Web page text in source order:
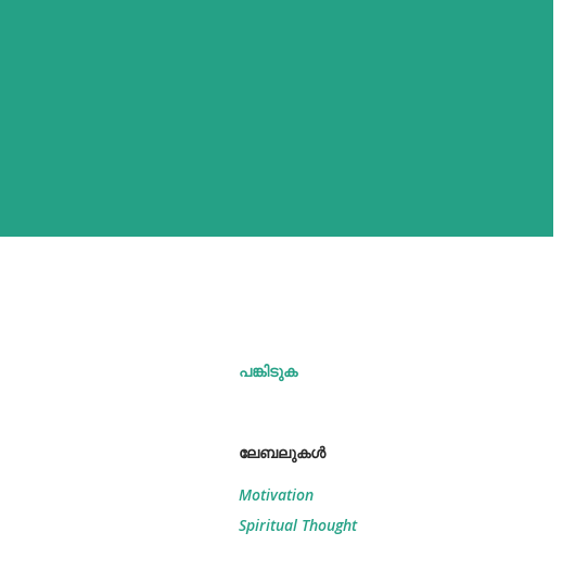
പങ്കിടുക
ലേബലുകള്‍
Motivation
Spiritual Thought